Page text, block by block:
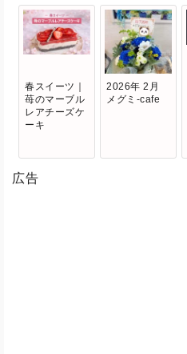
春スイーツ｜
苺のマーブル
レアチーズケ
ーキ
2026年 2月
メグミ-cafe
広告